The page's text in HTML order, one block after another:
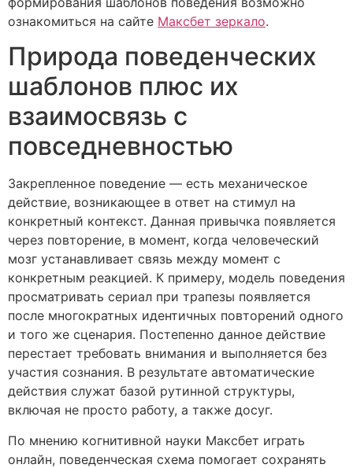
ознакомиться на сайте Максбет зеркало.
Природа поведенческих
шаблонов плюс их
взаимосвязь с
повседневностью
Закрепленное поведение — есть механическое
действие, возникающее в ответ на стимул на
конкретный контекст. Данная привычка появляется
через повторение, в момент, когда человеческий
мозг устанавливает связь между момент с
конкретным реакцией. К примеру, модель поведения
просматривать сериал при трапезы появляется
после многократных идентичных повторений одного
и того же сценария. Постепенно данное действие
перестает требовать внимания и выполняется без
участия сознания. В результате автоматические
действия служат базой рутинной структуры,
включая не просто работу, а также досуг.
По мнению когнитивной науки Максбет играть
онлайн, поведенческая схема помогает сохранять